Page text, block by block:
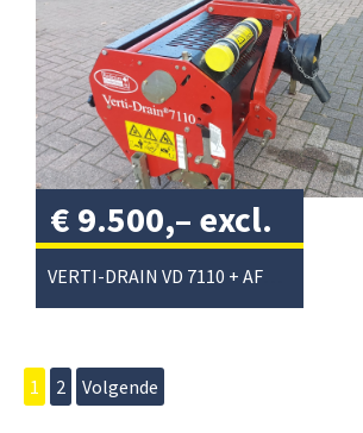
€ 9.500,– excl.
btw/
1 2 Volgende